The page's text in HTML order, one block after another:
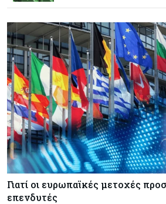
επίκεντρο η επίμονη
Κόσμος
Ορμούζ: Πάνω από $510.000
VLCC – Η αγορά πληρώνει
και όχι τα μίλια
Κόσμος
Αγορές ακινήτων: Οι 10
πόλεις για αγορά σπιτιού
Κόσμος
Γιατί οι ευρωπαϊκές μετοχές
επενδυτές